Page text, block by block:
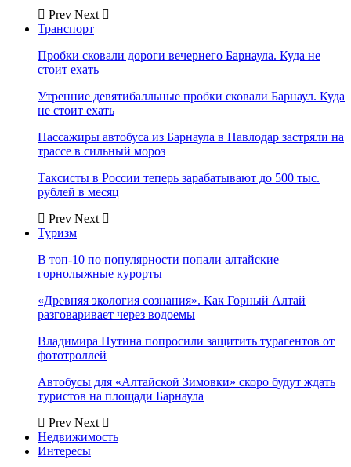
Prev Next
Транспорт
Пробки сковали дороги вечернего Барнаула. Куда не
стоит ехать
Утренние девятибалльные пробки сковали Барнаул. Куда
не стоит ехать
Пассажиры автобуса из Барнаула в Павлодар застряли на
трассе в сильный мороз
Таксисты в России теперь зарабатывают до 500 тыс.
рублей в месяц
Prev Next
Туризм
В топ-10 по популярности попали алтайские
горнолыжные курорты
«Древняя экология сознания». Как Горный Алтай
разговаривает через водоемы
Владимира Путина попросили защитить турагентов от
фототроллей
Автобусы для «Алтайской Зимовки» скоро будут ждать
туристов на площади Барнаула
Prev Next
Недвижимость
Интересы